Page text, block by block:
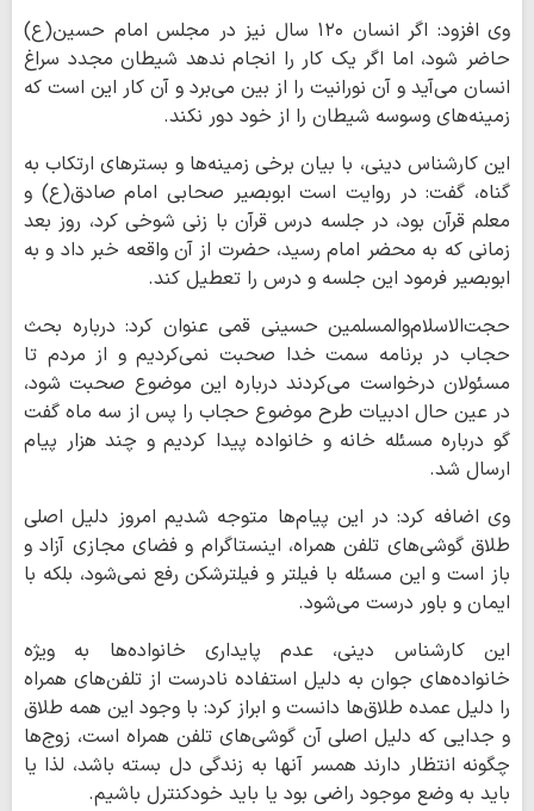
وی افزود: اگر انسان ۱۲۰ سال نیز در مجلس امام حسین(ع)
حاضر شود، اما اگر یک کار را انجام ندهد شیطان مجدد سراغ
انسان می‌آید و آن نورانیت را از بین می‌برد و آن کار این است که
زمینه‌های وسوسه شیطان را از خود دور نکند.
این کارشناس دینی، با بیان برخی زمینه‌ها و بسترهای ارتکاب به
گناه، گفت: در روایت است ابوبصیر صحابی امام صادق(ع) و
معلم قرآن بود، در جلسه درس قرآن با زنی شوخی کرد، روز بعد
زمانی که به محضر امام رسید، حضرت از آن واقعه خبر داد و به
ابوبصیر فرمود این جلسه و درس را تعطیل کند.
حجت‌الاسلام‌والمسلمین حسینی قمی عنوان کرد: درباره بحث
حجاب در برنامه سمت خدا صحبت نمی‌کردیم و از مردم تا
مسئولان درخواست می‌کردند درباره این موضوع صحبت شود،
در عین حال ادبیات طرح موضوع حجاب را پس از سه ماه گفت‌
گو درباره مسئله خانه و خانواده پیدا کردیم و چند هزار پیام
ارسال شد.
وی اضافه کرد: در این پیام‌ها متوجه شدیم امروز دلیل اصلی
طلاق گوشی‌های تلفن همراه، اینستاگرام و فضای مجازی آزاد و
باز است و این مسئله با فیلتر و فیلترشکن رفع نمی‌شود، بلکه با
ایمان و باور درست می‌شود.
این کارشناس دینی، عدم پایداری خانواده‌ها به ویژه
خانواده‌های جوان به دلیل استفاده نادرست از تلفن‌های همراه
را دلیل عمده طلاق‌ها دانست و ابراز کرد: با وجود این همه طلاق
و جدایی که دلیل اصلی آن گوشی‌های تلفن همراه است، زوج‌ها
چگونه انتظار دارند همسر آنها به زندگی دل بسته باشد، لذا یا
باید به وضع موجود راضی بود یا باید خودکنترل باشیم.